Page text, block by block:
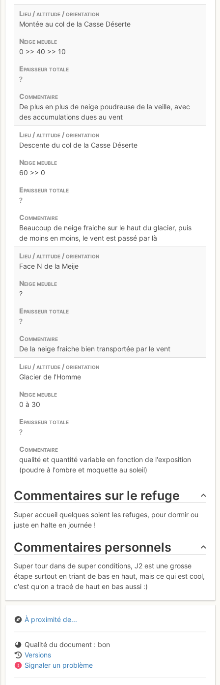
Montée au col de la Casse Déserte
0 >> 40 >> 10
?
De plus en plus de neige poudreuse de la veille, avec
des accumulations dues au vent
Descente du col de la Casse Déserte
60 >> 0
?
Beaucoup de neige fraiche sur le haut du glacier, puis
de moins en moins, le vent est passé par là
Face N de la Meije
?
?
De la neige fraiche bien transportée par le vent
Glacier de l'Homme
0 à 30
?
qualité et quantité variable en fonction de l'exposition
(poudre à l'ombre et moquette au soleil)
Commentaires sur le refuge
Super accueil quelques soient les refuges, pour dormir ou
juste en halte en journée !
Commentaires personnels
Super tour dans de super conditions, J2 est une grosse
étape surtout en triant de bas en haut, mais ce qui est cool,
c'est qu'on a tracé de haut en bas aussi :)
À proximité de...
Qualité du document
bon
Versions
Signaler un problème